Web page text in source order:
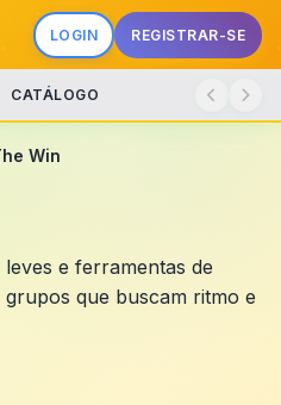
LOGIN REGISTRAR-SE
CATÁLOGO
Win
e ferramentas de
que buscam ritmo e